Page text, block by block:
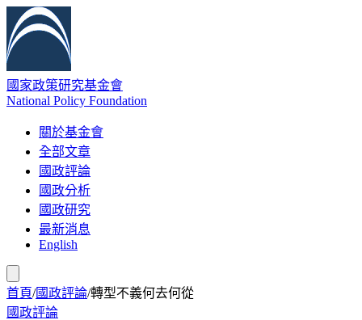
國家政策研究基金會
National Policy Foundation
關於基金會
全部文章
國政評論
國政分析
國政研究
最新消息
English
首頁/國政評論/轉型不義何去何從
國政評論